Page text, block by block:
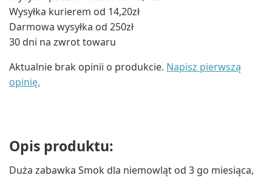
Wysyłka kurierem od 14,20zł
Darmowa wysyłka od 250zł
30 dni na zwrot towaru
Aktualnie brak opinii o produkcie. Napisz pierwszą
opinię.
Opis produktu:
Duża zabawka Smok dla niemowląt od 3 go miesiąca,